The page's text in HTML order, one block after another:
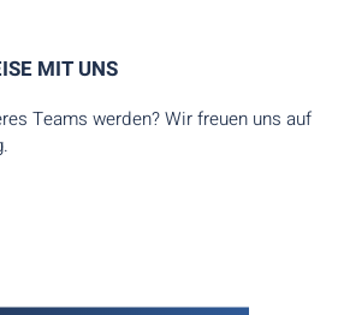
MIT UNS
Teams werden? Wir freuen uns auf